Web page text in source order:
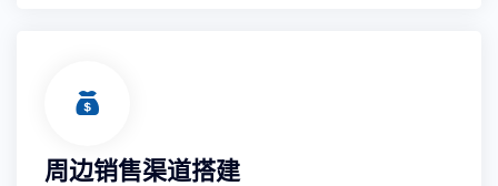
周边销售渠道搭建